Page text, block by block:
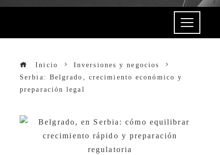
Inicio
Inversiones y negocios
Serbia: Belgrado, crecimiento económico y
preparación legal